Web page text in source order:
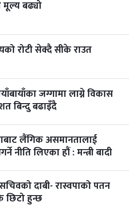
मूल्य बढ्यो
रोटी सेक्दै सीके राउत
जग्गामा लाग्ने विकास
बिन्दु बढाइँदै
लैंगिक असमानतालाई
नीति लिएका हौं : मन्त्री बादी
दाबी- रास्वपाको पतन
छिटो हुन्छ